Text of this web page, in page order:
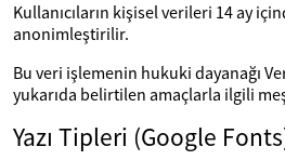
Kullanıcıların kişisel verileri 14 ay
anonimleştirilir.
Bu veri işlemenin hukuki dayanağı
yukarıda belirtilen amaçlarla ilgili
Yazı Tipleri (Google